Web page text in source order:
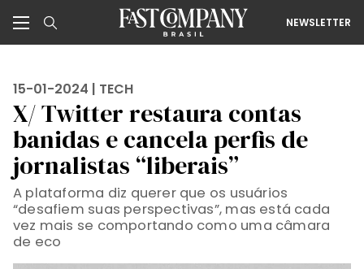
NEWSLETTER
15-01-2024 | TECH
X/ Twitter restaura contas
banidas e cancela perfis de
jornalistas “liberais”
A plataforma diz querer que os usuários
“desafiem suas perspectivas”, mas está cada
vez mais se comportando como uma câmara
de eco